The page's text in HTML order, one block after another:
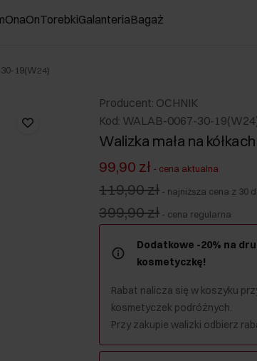
OnaOnTorebkiGalanteriaBagaż
19(W24)
Producent: OCHNIK
Kod: WALAB-0067-30-
Walizka mała na kółkach
99,90 zł - cena aktualna
119,90 zł - najniższa cena z 30
399,90 zł - cena regularna
Dodatkowe -20% na
kosmetyczkę!
Rabat nalicza się w koszyku
kosmetyczek podróżnych.
Przy zakupie walizki odbierz